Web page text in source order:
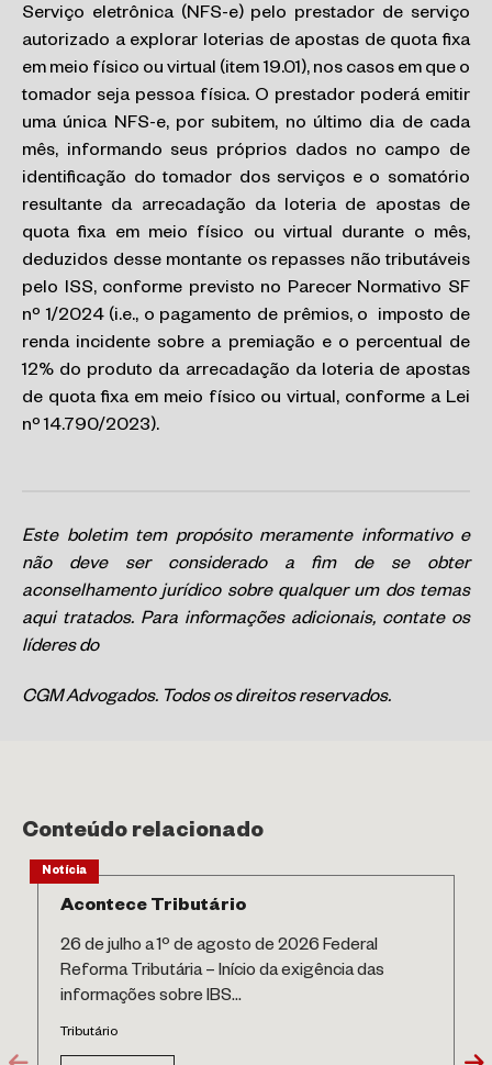
Serviço eletrônica (NFS-e) pelo prestador de serviço
autorizado a explorar loterias de apostas de quota fixa
em meio físico ou virtual (item 19.01), nos casos em que o
tomador seja pessoa física. O prestador poderá emitir
uma única NFS-e, por subitem, no último dia de cada
mês, informando seus próprios dados no campo de
identificação do tomador dos serviços e o somatório
resultante da arrecadação da loteria de apostas de
quota fixa em meio físico ou virtual durante o mês,
deduzidos desse montante os repasses não tributáveis
pelo ISS, conforme previsto no Parecer Normativo SF
nº 1/2024 (i.e., o pagamento de prêmios, o imposto de
renda incidente sobre a premiação e o percentual de
12% do produto da arrecadação da loteria de apostas
de quota fixa em meio físico ou virtual, conforme a Lei
nº 14.790/2023).
Este boletim tem propósito meramente informativo e
não deve ser considerado a fim de se obter
aconselhamento jurídico sobre qualquer um dos temas
aqui tratados. Para informações adicionais, contate os
líderes do
CGM Advogados. Todos os direitos reservados.
Conteúdo relacionado
Notícia
Acontece Tributário
26 de julho a 1º de agosto de 2026 Federal
Reforma Tributária – Início da exigência das
informações sobre IBS...
Tributário